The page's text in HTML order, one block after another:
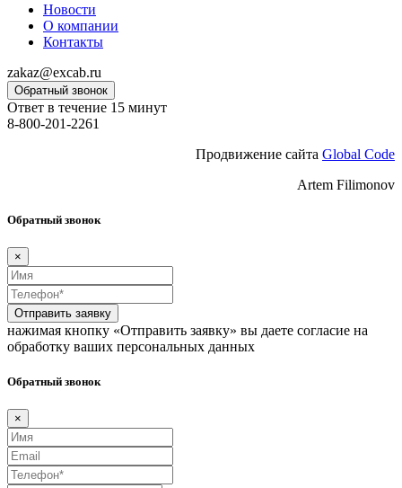
Новости
О компании
Контакты
zakaz@excab.ru
Обратный звонок
Ответ в течение 15 минут
8-800-201-2261
Продвижение сайта Global Code
Artem Filimonov
Обратный звонок
×
Отправить заявку
нажимая кнопку «Отправить заявку» вы даете согласие на
обработку ваших персональных данных
Обратный звонок
×